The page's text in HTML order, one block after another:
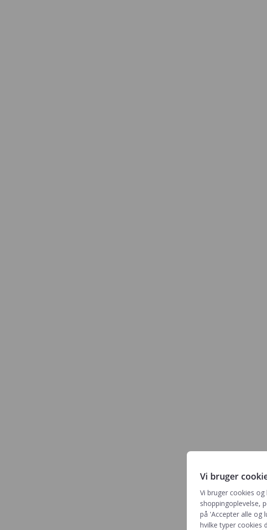
Vi bruger
Vi bruger cookies
shoppingoplevelse,
på 'Accepter alle og
hvilke typer cookies